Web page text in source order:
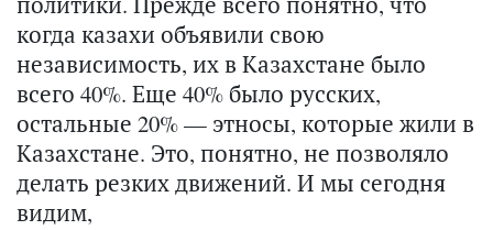
когда казахи объявили свою
независимость, их в Казахстане было
всего 40%. Еще 40% было русских,
остальные 20% — этносы, которые жили в
Казахстане. Это, понятно, не позволяло
делать резких движений. И мы сегодня
видим,